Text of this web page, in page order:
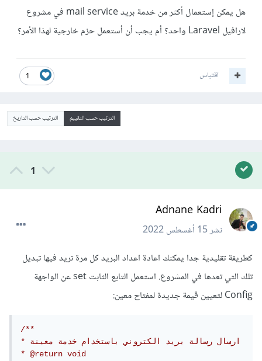
هل يمكن إستعمال أكثر من خدمة بريد mail service في مشروع
لارافيل Laravel واحد؟ أم يجب أن أستعمل حزم خارجية لهذا الأمر؟
1 اقتباس
الترتيب حسب التقييم الترتيب حسب التاريخ
1
Adnane Kadri
نشر15 أغسطس 2022
كطريقة تقليدية جدا يمكنك اعادة اعداد البريد كل مرة تريد فيها تبديل
تلك التي تعدها في المشروع. استعمل التابع الثابت set عن الواجهة
Config لتعيين قيمة جديدة لمفتاح معين:
/**
* ارسال رسالة بريد الكتروني باستخدام خدمة معينة
* @return void